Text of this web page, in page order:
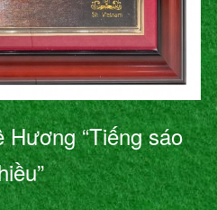
Hương “Tiếng sáo